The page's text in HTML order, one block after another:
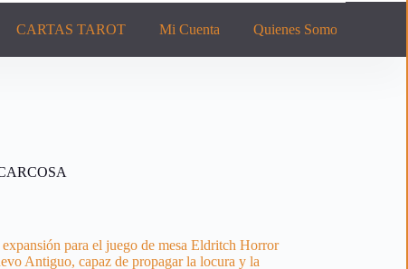
CARTAS TAROT Mi Cuenta Quienes Somos
para el juego de mesa Eldritch Horror
Antiguo, capaz de propagar la locura y la